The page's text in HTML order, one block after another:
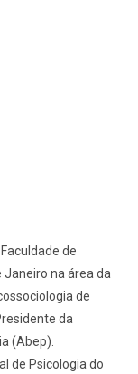
de
Janeiro na área da
de
da
(Abep).
de Psicologia do